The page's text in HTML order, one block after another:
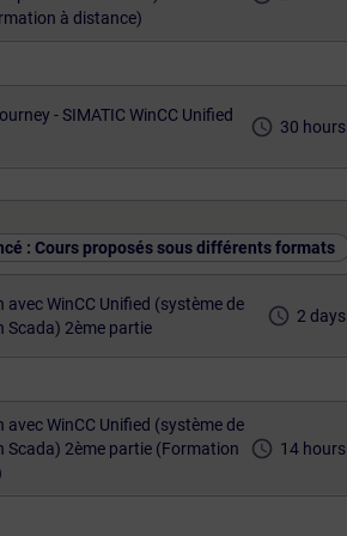
à distance)
- SIMATIC WinCC Unified
access_time 30 hours
: Cours proposés sous différents formats
avec WinCC Unified (système de
Scada) 2ème partie
access_time 2 days
avec WinCC Unified (système de
Scada) 2ème partie (Formation
access_time 14 hours